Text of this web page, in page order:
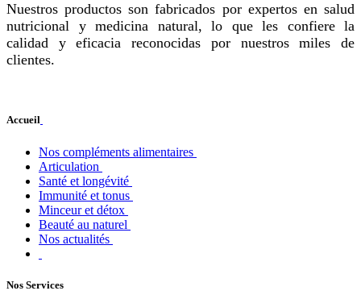
Nuestros productos son fabricados por expertos en salud
nutricional y medicina natural, lo que les confiere la
calidad y eficacia reconocidas por nuestros miles de
clientes.
Accueil
Nos compléments alimentaires
Articulation
Santé et longévité
Immunité et tonus
Minceur et détox
Beauté au naturel
Nos actualités
Nos Services